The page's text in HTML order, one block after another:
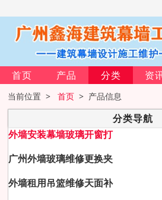
首页 产品 分类 资
当前位置 >首页 > 产品信息
分类导航
外墙安装幕墙玻璃开窗打
广州外墙玻璃维修更换夹
外墙租用吊篮维修天面补